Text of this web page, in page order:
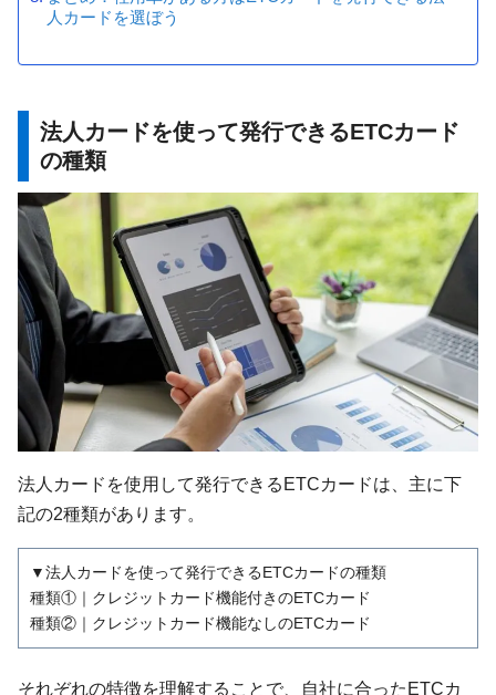
人カードを選ぼう
法人カードを使って発行できるETCカード
の種類
法人カードを使用して発行できるETCカードは、主に下
記の2種類があります。
▼法人カードを使って発行できるETCカードの種類
種類①｜クレジットカード機能付きのETCカード
種類②｜クレジットカード機能なしのETCカード
それぞれの特徴を理解することで、自社に合ったETCカ